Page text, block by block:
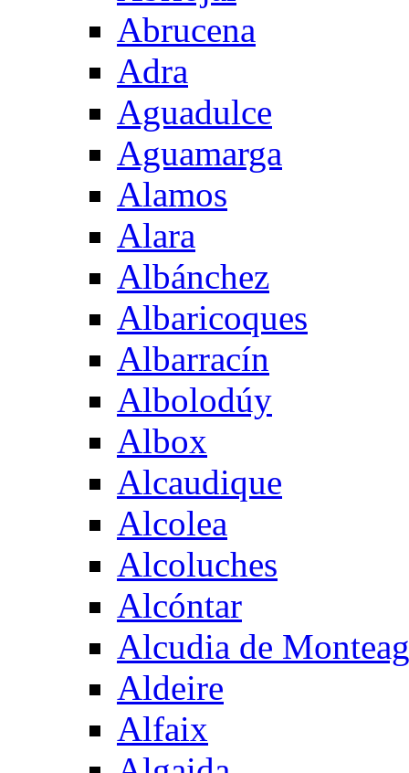
Abrucena
Adra
Aguadulce
Aguamarga
Alamos
Alara
Albánchez
Albaricoques
Albarracín
Albolodúy
Albox
Alcaudique
Alcolea
Alcoluches
Alcóntar
Alcudia de
Aldeire
Alfaix